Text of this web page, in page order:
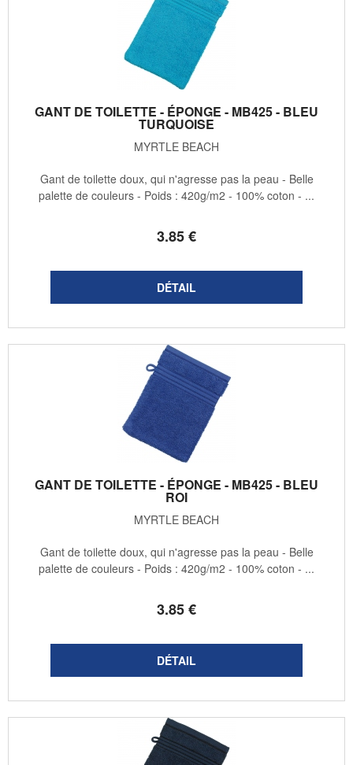
GANT DE TOILETTE - ÉPONGE - MB425 - BLEU
TURQUOISE
MYRTLE BEACH
3.85€
Gant de toilette doux, qui n'agresse pas la peau - Belle
palette de couleurs - Poids : 420g/m2 - 100% coton - ...
GANT DE TOILETTE - ÉPONGE - MB425 - BLEU
ROI
MYRTLE BEACH
3.85€
Gant de toilette doux, qui n'agresse pas la peau - Belle
palette de couleurs - Poids : 420g/m2 - 100% coton - ...